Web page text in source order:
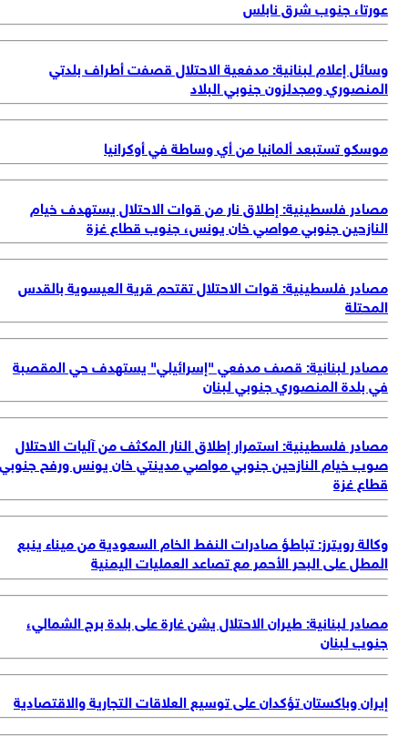
عورتا، جنوب شرق نابلس
وسائل إعلام لبنانية: مدفعية الاحتلال قصفت أطراف بلدتي
المنصوري ومجدلزون جنوبي البلاد
موسكو تستبعد ألمانيا من أي وساطة في أوكرانيا
مصادر فلسطينية: إطلاق نار من قوات الاحتلال يستهدف خيام
النازحين جنوبي مواصي خان يونس، جنوب قطاع غزة
مصادر فلسطينية: قوات الاحتلال تقتحم قرية العيسوية بالقدس
المحتلة
مصادر لبنانية: قصف مدفعي "إسرائيلي" يستهدف حي المقصبة
في بلدة المنصوري جنوبي لبنان
مصادر فلسطينية: استمرار إطلاق النار المكثف من آليات الاحتلال
صوب خيام النازحين جنوبي مواصي مدينتي خان يونس ورفح جنوبي
قطاع غزة
وكالة رويترز: تباطؤ صادرات النفط الخام السعودية من ميناء ينبع
المطل على البحر الأحمر مع تصاعد العمليات اليمنية
مصادر لبنانية: طيران الاحتلال يشن غارة على بلدة برج الشمالي،
جنوب لبنان
إيران وباكستان تؤكدان على توسيع العلاقات التجارية والاقتصادية